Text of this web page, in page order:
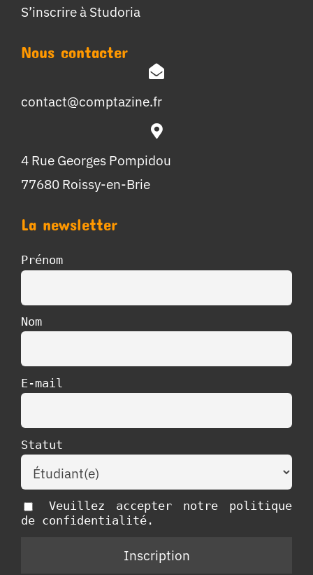
S’inscrire à Studoria
Nous contacter
contact@comptazine.fr
4 Rue Georges Pompidou
77680 Roissy-en-Brie
La newsletter
Prénom
Nom
E-mail
Statut
Veuillez accepter notre politique
de confidentialité.